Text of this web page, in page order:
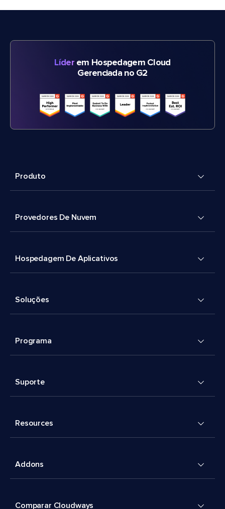
Líderem Hospedagem Cloud
Gerenciada no G2
Produto
Provedores De Nuvem
Hospedagem De Aplicativos
Soluções
Programa
Suporte
Resources
Addons
Comparar Cloudways